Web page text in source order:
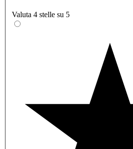
Valuta 4 stelle su 5